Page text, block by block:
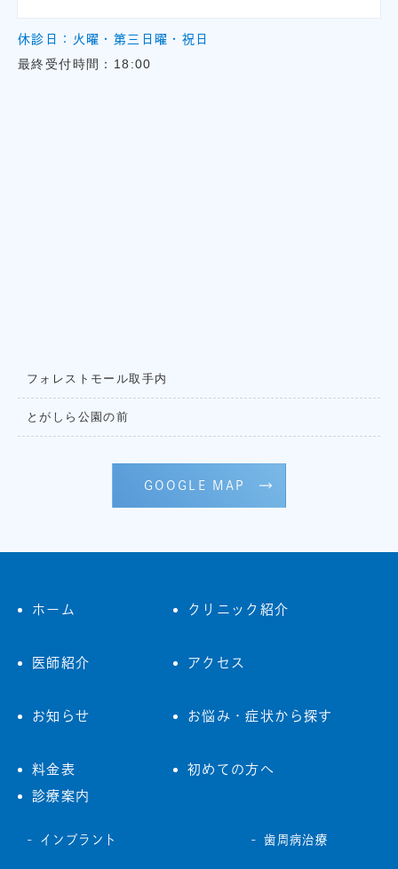
休診日：火曜・第三日曜・祝日
最終受付時間：18:00
フォレストモール取手内
とがしら公園の前
GOOGLE MAP
ホーム クリニック紹介
医師紹介 アクセス
お知らせ お悩み・症状から探す
料金表
初めての方へ
診療案内
インプラント 歯周病治療